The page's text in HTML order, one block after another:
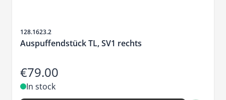
Sku
128.1623.2
Auspuffendstück TL, SV1 rechts
€79.00
In stock